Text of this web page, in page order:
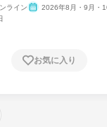
ライン
2026年8月・9月・
お気に入り